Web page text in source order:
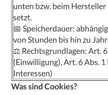
unten bzw. beim
setzt.
📅 Speicherdauer:
von Stunden bis hin zu
⚖️ Rechtsgrundlagen: Art.
(Einwilligung), Art. 6 Abs.
Interessen)
Was sind Cookies?